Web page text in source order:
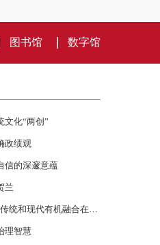
图书馆 数字馆
文化“两创”
政绩观
信的深邃意蕴
兰
理智慧